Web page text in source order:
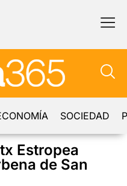
SOCIEDAD
Estropea
de San